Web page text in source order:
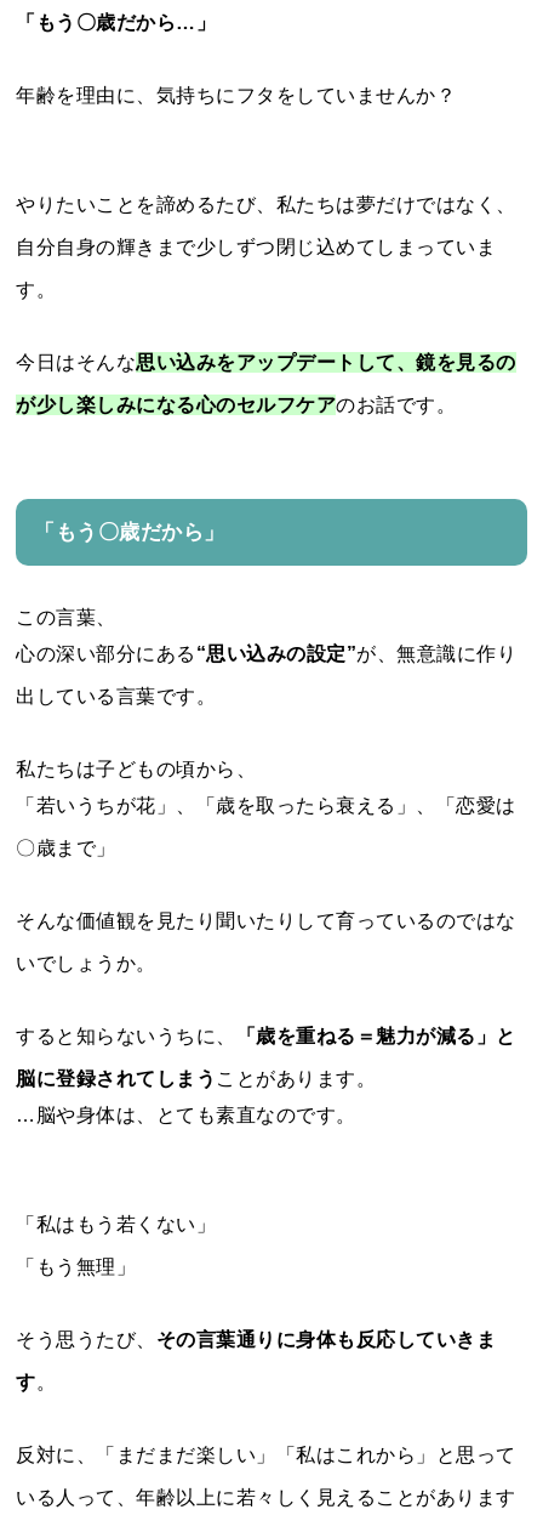
「もう〇歳だから…」
年齢を理由に、気持ちにフタをしていませんか？
やりたいことを諦めるたび、私たちは夢だけではなく、
自分自身の輝きまで少しずつ閉じ込めてしまっていま
す。
今日はそんな思い込みをアップデートして、鏡を見るの
が少し楽しみになる心のセルフケアのお話です。
「もう〇歳だから」
この言葉、
心の深い部分にある “思い込みの設定”が、無意識に作り
出している言葉です。
私たちは子どもの頃から、
「若いうちが花」、「歳を取ったら衰える」、「恋愛は
〇歳まで」
そんな価値観を見たり聞いたりして育っているのではな
いでしょうか。
すると知らないうちに、 「歳を重ねる＝魅力が減る」と
脳に登録されてしまう ことがあります。
…脳や身体は、とても素直なのです。
「私はもう若くない」
「もう無理」
そう思うたび、 その言葉通りに身体も反応していきま
す。
反対に、「まだまだ楽しい」「私はこれから」と思って
いる人って、年齢以上に若々しく見えることがあります